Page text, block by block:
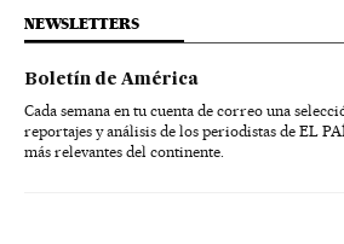
NEWSLETTERS
Boletín de América
Cada semana en tu cuenta de correo una
reportajes y análisis de los periodistas de EL
más relevantes del continente.